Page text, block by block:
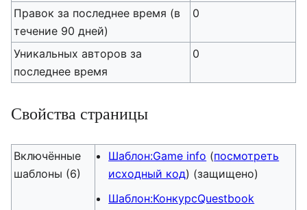
Правок за последнее время (в
течение 90 дней)
0
Уникальных авторов за
последнее время
0
Свойства страницы
Включённые
шаблоны (6)
Шаблон:Game info (посмотреть
исходный код) (защищено)
Шаблон:КонкурсQuestbook